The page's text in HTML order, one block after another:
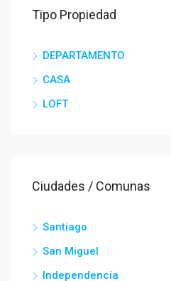
Tipo Propiedad
DEPARTAMENTO
CASA
LOFT
Ciudades / Comunas
Santiago
San Miguel
Independencia